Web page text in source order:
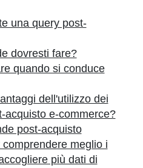
una query post-
dovresti fare?
quando si conduce
dell'utilizzo dei
acquisto e-commerce?
post-acquisto
meglio i
più dati di